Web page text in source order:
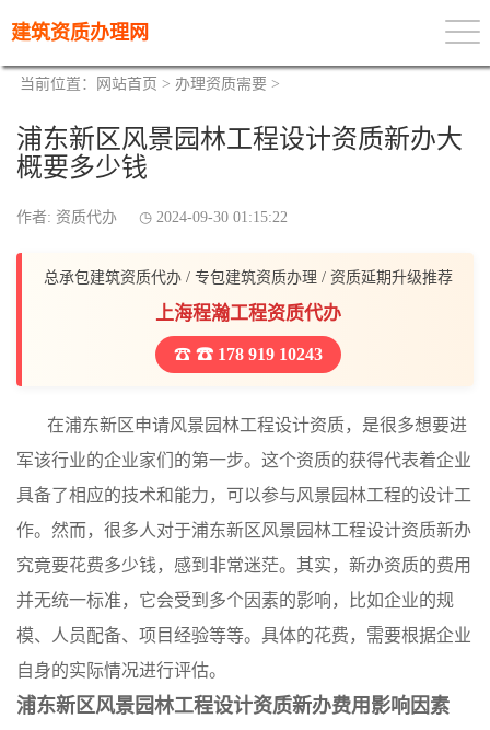
建筑资质办理网
当前位置： 网站首页 > 办理资质需要 >
浦东新区风景园林工程设计资质新办大
概要多少钱
作者: 资质代办 2024-09-30 01:15:22
总承包建筑资质代办 / 专包建筑资质办理 / 资质延期升级推荐
上海程瀚工程资质代办
☎ 178 919 10243
在浦东新区申请风景园林工程设计资质，是很多想要进
军该行业的企业家们的第一步。这个资质的获得代表着企业
具备了相应的技术和能力，可以参与风景园林工程的设计工
作。然而，很多人对于浦东新区风景园林工程设计资质新办
究竟要花费多少钱，感到非常迷茫。其实，新办资质的费用
并无统一标准，它会受到多个因素的影响，比如企业的规
模、人员配备、项目经验等等。具体的花费，需要根据企业
自身的实际情况进行评估。
浦东新区风景园林工程设计资质新办费用影响因素